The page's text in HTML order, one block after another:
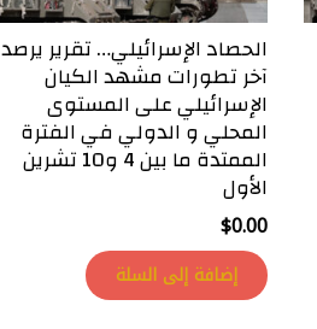
الحصاد الإسرائيلي… تقرير يرصد
آخر تطورات مشهد الكيان
الإسرائيلي على المستوى
المحلي و الدولي في الفترة
الممتدة ما بين 4 و10 تشرين
الأول
$0.00
إضافة إلى السلة